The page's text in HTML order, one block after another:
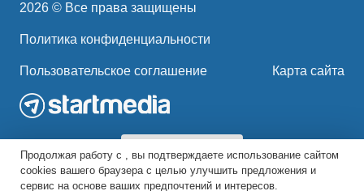
2026 © Все права защищены
Политика конфиденциальности
Пользовательское соглашение Карта сайта
Продолжая работу с , вы подтверждаете использование сайтом
cookies вашего браузера с целью улучшить предложения и
сервис на основе ваших предпочтений и интересов.